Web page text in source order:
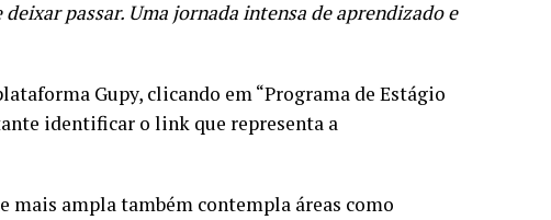
passar. Uma jornada intensa de aprendizado e
Gupy, clicando em “Programa de Estágio
identificar o link que representa a
mais ampla também contempla áreas como